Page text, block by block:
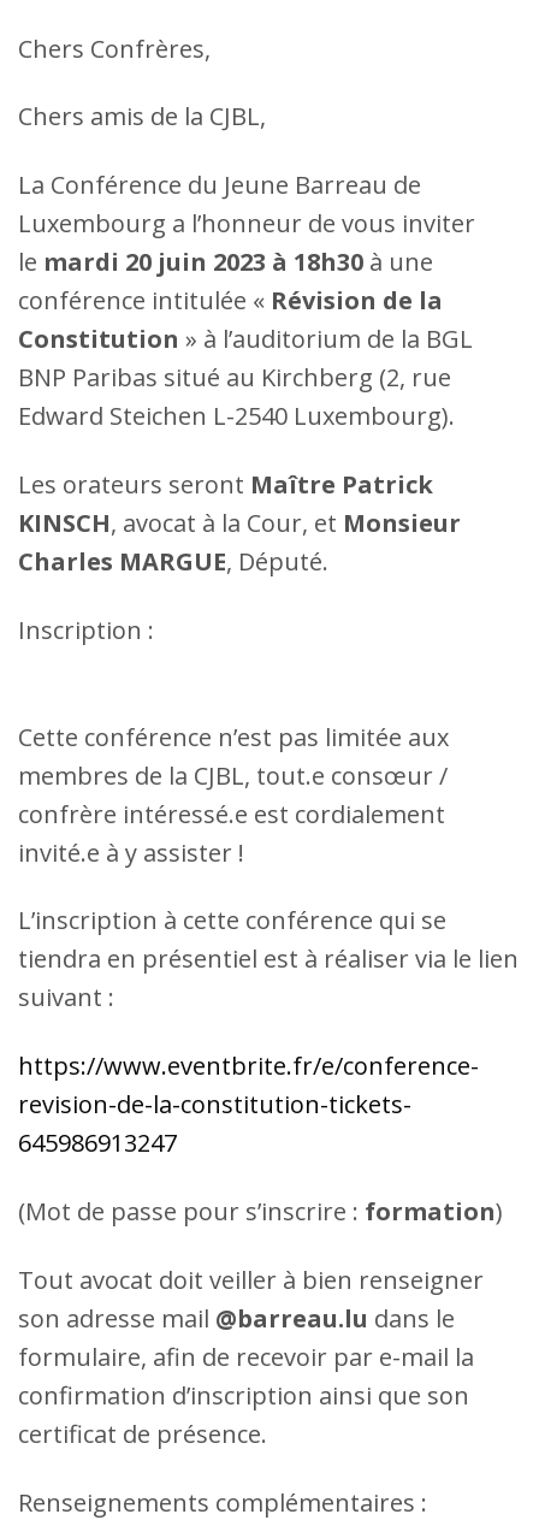
Chers Confrères,
Chers amis de la CJBL,
La Conférence du Jeune Barreau de
Luxembourg a l’honneur de vous inviter
le mardi 20 juin 2023 à 18h30 à une
conférence intitulée « Révision de la
Constitution» à l’auditorium de la BGL
BNP Paribas situé au Kirchberg (2, rue
Edward Steichen L-2540 Luxembourg).
Les orateurs seront Maître Patrick
KINSCH, avocat à la Cour, et Monsieur
Charles MARGUE, Député.
Inscription :
Cette conférence n’est pas limitée aux
membres de la CJBL, tout.e consœur /
confrère intéressé.e est cordialement
invité.e à y assister !
L’inscription à cette conférence qui se
tiendra en présentiel est à réaliser via le lien
suivant :
https://www.eventbrite.fr/e/conference-
revision-de-la-constitution-tickets-
645986913247
(Mot de passe pour s’inscrire : formation)
Tout avocat doit veiller à bien renseigner
son adresse mail @barreau.lu dans le
formulaire, afin de recevoir par e-mail la
confirmation d’inscription ainsi que son
certificat de présence.
Renseignements complémentaires :